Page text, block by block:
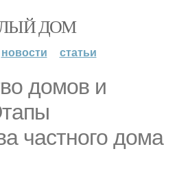
ДОМ
новости статьи
домов и
частного дома